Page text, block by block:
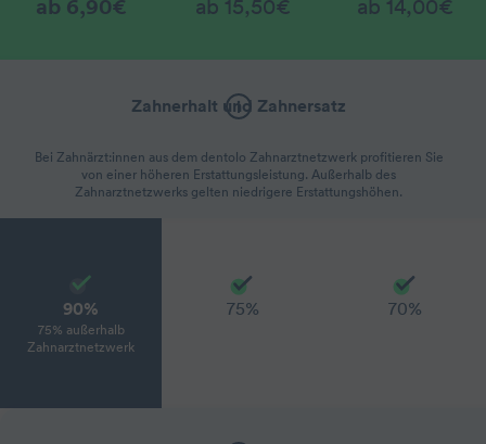
ab 6,90€ ab 15,50€ ab 14,00€
Zahnerhalt und Zahnersatz
Bei Zahnärzt:innen aus dem dentolo Zahnarztnetzwerk profitieren Sie
von einer höheren Erstattungsleistung. Außerhalb des
Zahnarztnetzwerks gelten niedrigere Erstattungshöhen.
90%
75% außerhalb
Zahnarztnetzwerk
75% 70%